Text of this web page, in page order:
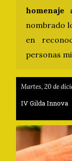
homenaje
nombrado
en
personas
Martes, 20 de
IV Gilda Innova